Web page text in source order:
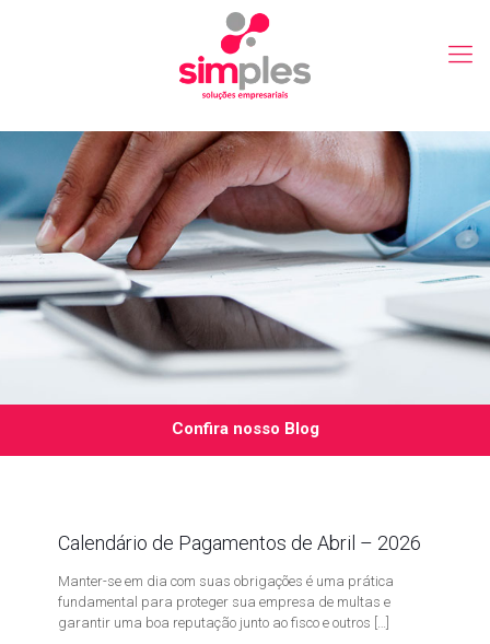
Confira nosso Blog
Calendário de Pagamentos de Abril – 2026
Manter-se em dia com suas obrigações é uma prática
fundamental para proteger sua empresa de multas e
garantir uma boa reputação junto ao fisco e outros […]